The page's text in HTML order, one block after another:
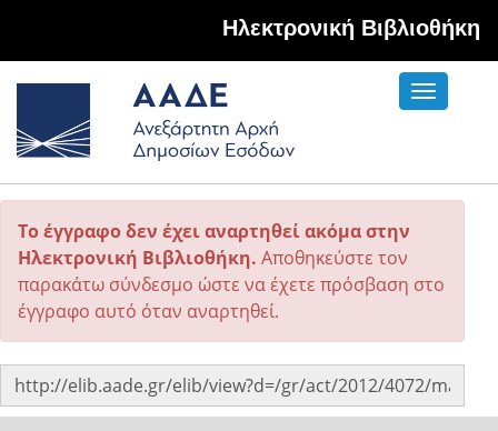
Hλεκτρονική Βιβλιοθήκη
Toggle
Το έγγραφο δεν έχει αναρτηθεί ακόμα στην
Ηλεκτρονική Βιβλιοθήκη. Αποθηκεύστε τον
παρακάτω σύνδεσμο ώστε να έχετε πρόσβαση στο
έγγραφο αυτό όταν αναρτηθεί.